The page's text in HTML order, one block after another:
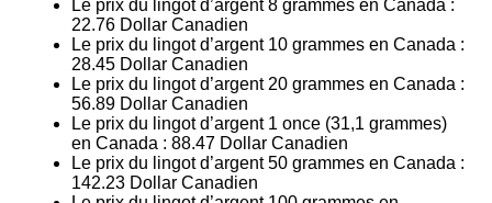
Le prix du lingot d’argent 8 grammes en Canada :
22.76 Dollar Canadien
Le prix du lingot d’argent 10 grammes en Canada :
28.45 Dollar Canadien
Le prix du lingot d’argent 20 grammes en Canada :
56.89 Dollar Canadien
Le prix du lingot d’argent 1 once (31,1 grammes)
en Canada : 88.47 Dollar Canadien
Le prix du lingot d’argent 50 grammes en Canada :
142.23 Dollar Canadien